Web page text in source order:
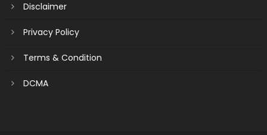
Disclaimer
Privacy Policy
Terms & Condition
DCMA